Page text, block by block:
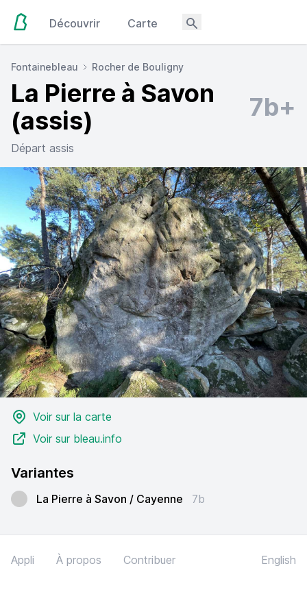
Découvrir Carte
Fontainebleau Rocher de Bouligny
La Pierre à Savon
(assis)
7b+
Départ assis
Voir sur la carte
Voir sur bleau.info
Variantes
La Pierre à Savon / Cayenne 7b
Appli À propos Contribuer English